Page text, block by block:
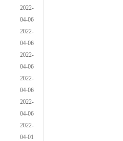
2022-
04-06
2022-
04-06
2022-
04-06
2022-
04-06
2022-
04-06
2022-
04-01